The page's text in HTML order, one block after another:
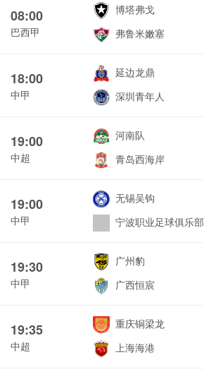
08:00
巴西甲
博塔弗戈
弗鲁米嫩塞
18:00
中甲
延边龙鼎
深圳青年人
19:00
中超
河南队
青岛西海岸
19:00
中甲
无锡吴钩
宁波职业足球俱乐部
19:30
中甲
广州豹
广西恒宸
19:35
中超
重庆铜梁龙
上海海港